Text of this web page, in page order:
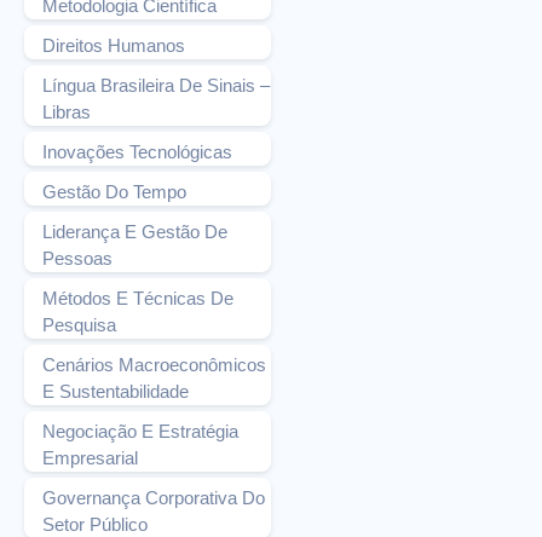
Metodologia Científica
Direitos Humanos
Língua Brasileira De Sinais –
Libras
Inovações Tecnológicas
Gestão Do Tempo
Liderança E Gestão De
Pessoas
Métodos E Técnicas De
Pesquisa
Cenários Macroeconômicos
E Sustentabilidade
Negociação E Estratégia
Empresarial
Governança Corporativa Do
Setor Público